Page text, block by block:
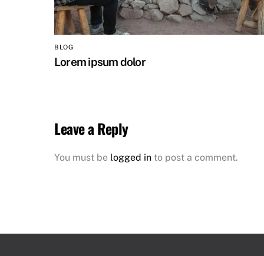
BLOG
Lorem ipsum dolor
Leave a Reply
You must be logged in to post a comment.